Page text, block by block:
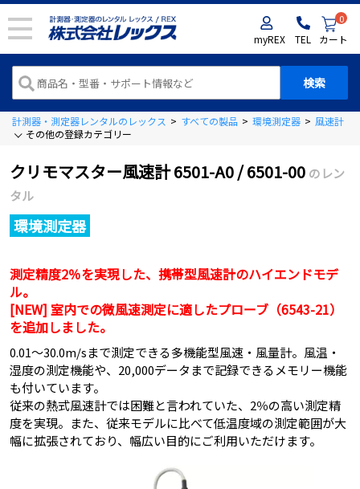
myREX TEL
0
カート
計測器・測定器レンタルのレックス > すべての製品 > 環境測定器 > 風速計（
その他の登録カテゴリー
クリモマスター風速計 6501-A0 / 6501-00 のレン
タル
環境測定器
測定精度2％を実現した、携帯型風速計のハイエンドモデ
ル。
[NEW] 室内での微風速測定に適したプローブ（6543-21）
を追加しました。
0.01～30.0m/sまで測定できる多機能型風速・風量計。風温・
湿度の測定機能や、20,000データまで記録できるメモリー機能
も付いています。
従来の熱式風速計では困難と言われていた、2％の高い測定精
度を実現。また、従来モデルに比べて低温度域の測定範囲が大
幅に拡張されており、幅広い目的にご利用いただけます。